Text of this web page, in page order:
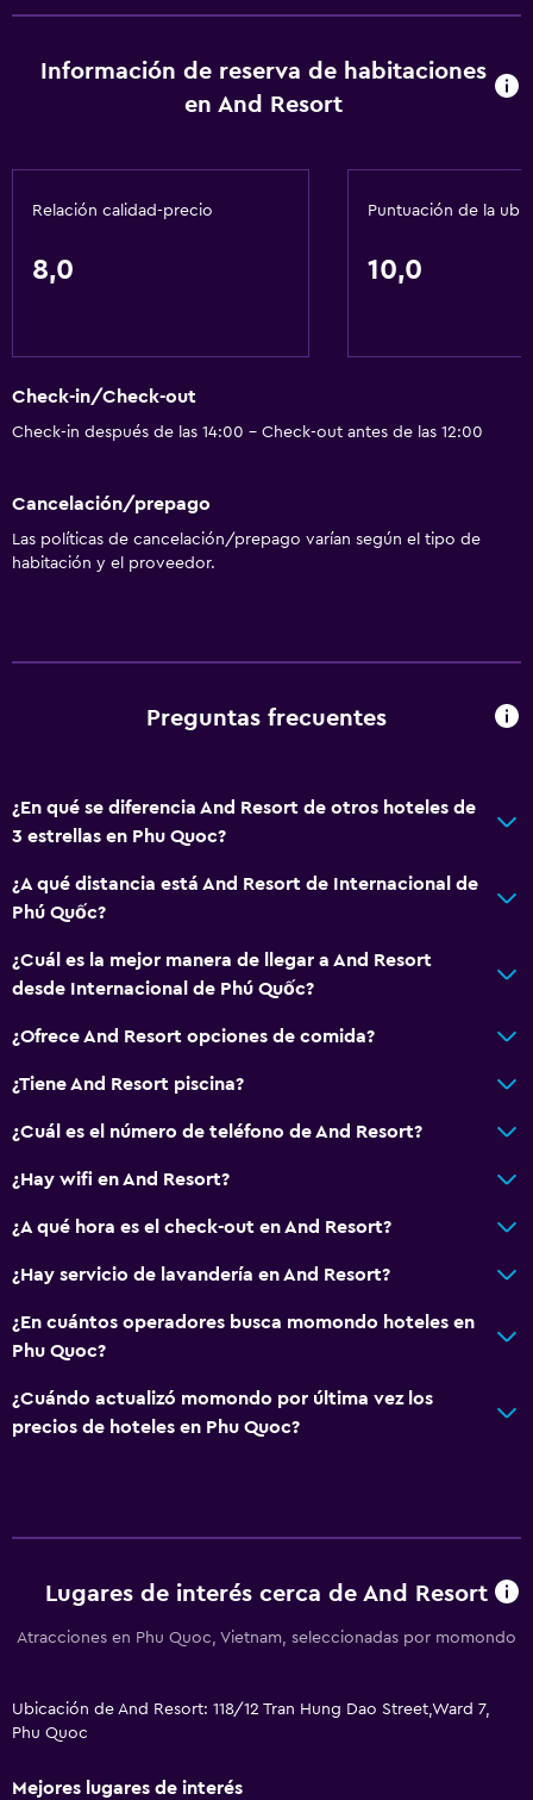
Información de reserva de habitaciones
en And Resort
Relación calidad-precio
8,0
Puntuación de la
10,0
Check-in/Check-out
Check-in después de las 14:00 - Check-out antes de las 12:00
Cancelación/prepago
Las políticas de cancelación/prepago varían según el tipo de
habitación y el proveedor.
Preguntas frecuentes
¿En qué se diferencia And Resort de otros hoteles de
3 estrellas en Phu Quoc?
¿A qué distancia está And Resort de Internacional de
Phú Quốc?
¿Cuál es la mejor manera de llegar a And Resort
desde Internacional de Phú Quốc?
¿Ofrece And Resort opciones de comida?
¿Tiene And Resort piscina?
¿Cuál es el número de teléfono de And Resort?
¿Hay wifi en And Resort?
¿A qué hora es el check-out en And Resort?
¿Hay servicio de lavandería en And Resort?
¿En cuántos operadores busca momondo hoteles en
Phu Quoc?
¿Cuándo actualizó momondo por última vez los
precios de hoteles en Phu Quoc?
Lugares de interés cerca de And Resort
Atracciones en Phu Quoc, Vietnam, seleccionadas por momondo
Ubicación de And Resort: 118/12 Tran Hung Dao Street,Ward 7,
Phu Quoc
Mejores lugares de interés